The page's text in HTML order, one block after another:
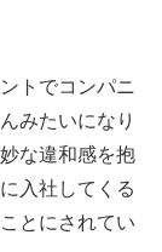
トでコンパニ
みたいになり
な違和感を抱
入社してくる
とにされてい